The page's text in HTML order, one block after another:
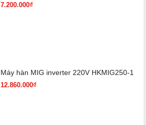
7.200.000₫
Máy hàn MIG inverter 220V HKMIG250-1
12.860.000₫